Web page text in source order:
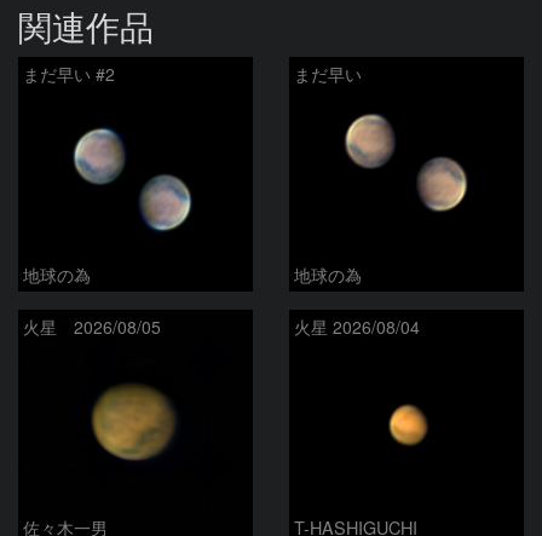
関連作品
まだ早い #2
地球の為
まだ早い
地球の為
火星 2026/08/05
佐々木一男
火星 2026/08/04
T-HASHIGUCHI